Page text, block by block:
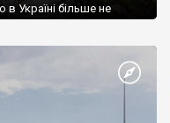
Україні більше не